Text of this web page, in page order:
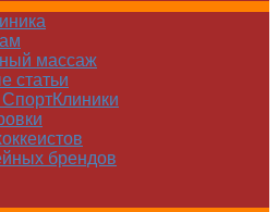
массаж
статьи
брендов